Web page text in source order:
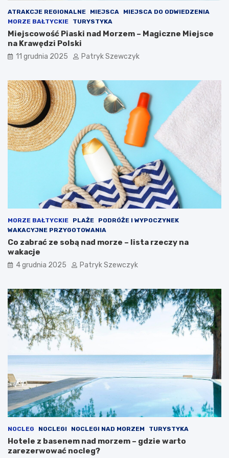
w
a
ć
n
o
e
g
?
e
l
a
k
s
ATRAKCJE REGIONALNE MIEJSCA
MIEJSCA DO ODWIEDZENIA
MORZE BAŁTYCKIE
TURYSTYKA
Miejscowość Piaski nad Morzem – Magiczne Miejsce
na Krawędzi Polski
11 grudnia 2025 Patryk Szewczyk
MORZE BAŁTYCKIE PLAŻE
PODRÓŻE I WYPOCZYNEK
WAKACYJNE PRZYGOTOWANIA
Co zabrać ze sobą nad morze – lista rzeczy na
wakacje
4 grudnia 2025 Patryk Szewczyk
NOCLEG NOCLEGI NOCLEGI NAD MORZEM TURYSTYKA
Hotele z basenem nad morzem – gdzie warto
zarezerwować nocleg?